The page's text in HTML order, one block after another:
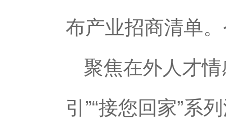
布产业招商清单
聚焦在外人才情
引”“接您回家”系